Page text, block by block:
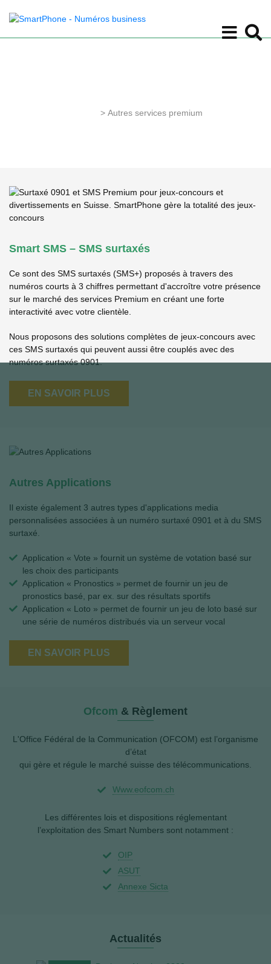
Autres services premium
Smart SMS – SMS surtaxés
Ce sont des SMS surtaxés (SMS+) proposés à travers des
numéros courts à 3 chiffres permettant d'accroître votre présence
sur le marché des services Premium en créant une forte
interactivité avec votre clientèle.
Nous proposons des solutions complètes de jeux-concours avec
ces SMS surtaxés qui peuvent aussi être couplés avec des
numéros surtaxés 0901.
EN SAVOIR PLUS
Autres Applications
Il existe également 3 autres types d'applications media
personnalisées associées à un numéro surtaxé 0901 et à du SMS
surtaxé.
Application « Vote » fournit un système de votation basé sur
les choix des participants
Application « Pronostics » permet de fournir un jeu de
pronostics basé, par ex. sur des résultats sportifs
Application « Loto » permet de fournir un jeu de loto basé sur
une série de numéros distribués via un serveur vocal
EN SAVOIR PLUS
Ofcom & Règlement
L'Office Fédéral de la Communication (OFCOM) est l’organisme
d’état
qui gère et régule le marché suisse des télécommunications.
www.eofcom.ch
Les différentes lois et dispositions réglementant
l’exploitation des Smart Numbers sont notamment :
OIP
ASUT
Annexe Sicta
Actualités